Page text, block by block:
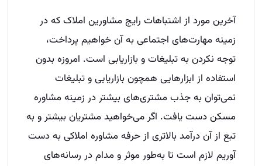
آخرین مورد از اشتباهات رایج مشاورین املاک که در
زمینه مهارت‌های اجتماعی به آن خواهیم پرداخت،
توجه نکردن به تبلیغات و بازاریابی است. امروزه بدون
استفاده از ابزارهایی همچون بازاریابی و تبلیغات
نمی‌توان به جذب مشتری‌های بیشتر در زمینه مشاوره
مسکن دست یافت. اگر می‌خواهید مشتریان بیشتر و به
تبع از آن درآمد بالاتری از حرفه مشاوره املاکی به دست
آوریم لازم است تا به‌طور موثر و مدام در رسانه‌های